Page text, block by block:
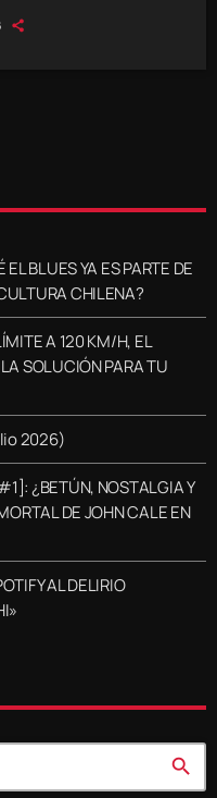
BLUES YA ES PARTE DE
CHILENA?
A 120 KM/H, EL
SOLUCIÓN PARA TU
2026)
¿BETÚN, NOSTALGIA Y
DE JOHN CALE EN
AL DELIRIO
search